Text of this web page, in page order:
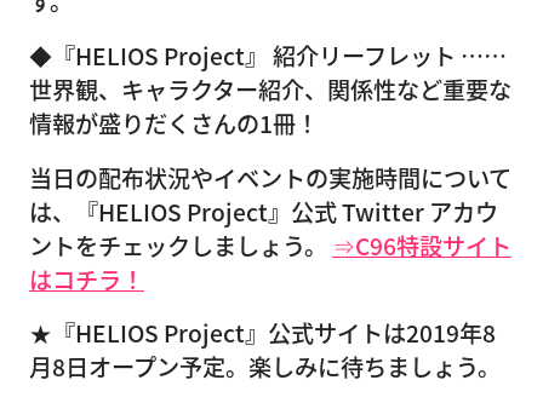
◆『HELIOS Project』 紹介リーフレット ……
世界観、キャラクター紹介、関係性など重要な
情報が盛りだくさんの1冊！
当日の配布状況やイベントの実施時間について
は、『HELIOS Project』公式 Twitter アカウ
ントをチェックしましょう。 ⇒C96特設サイト
はコチラ！
★『HELIOS Project』公式サイトは2019年8
月8日オープン予定。楽しみに待ちましょう。